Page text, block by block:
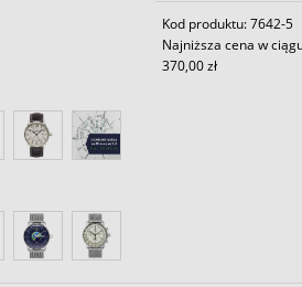
Kod produktu: 7642-5
Najniższa cena w
370,00 zł